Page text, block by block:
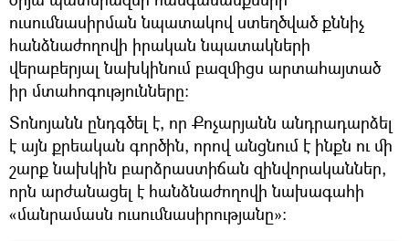
ուսումնասիրման նպատակով ստեղծված քննիչ
հանձնաժողովի իրական նպատակների
վերաբերյալ նախկինում բազմիցս արտահայտած
իր մտահոգությունները։
Տոնոյանն ընդգծել է, որ Քոչարյանն անդրադարձել
է այն քրեական գործին, որով անցնում է ինքն ու մի
շարք նախկին բարձրաստիճան զինվորականներ,
որն արժանացել է հանձնաժողովի նախագահի
«մանրամասն ուսումնասիրությանը»։